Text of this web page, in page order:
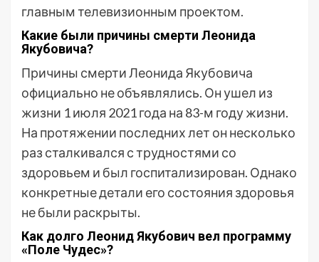
главным телевизионным проектом.
Какие были причины смерти Леонида
Якубовича?
Причины смерти Леонида Якубовича
официально не объявлялись. Он ушел из
жизни 1 июля 2021 года на 83-м году жизни.
На протяжении последних лет он несколько
раз сталкивался с трудностями со
здоровьем и был госпитализирован. Однако
конкретные детали его состояния здоровья
не были раскрыты.
Как долго Леонид Якубович вел программу
«Поле Чудес»?